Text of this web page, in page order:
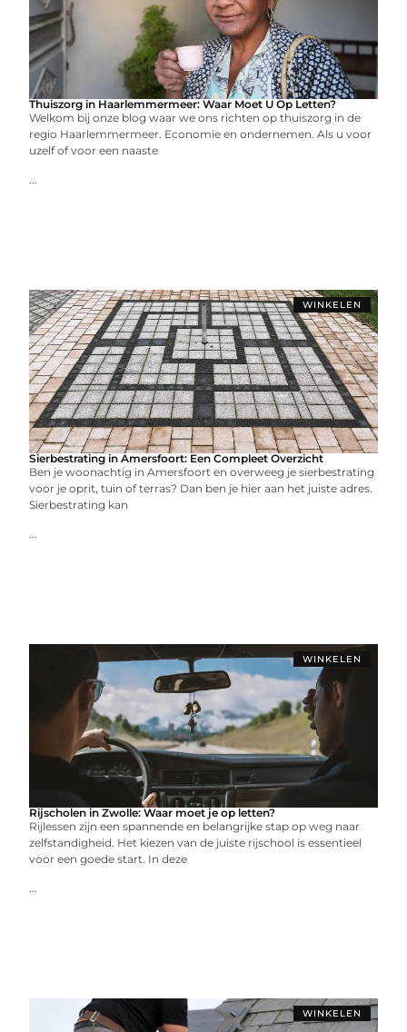
Thuiszorg in Haarlemmermeer: Waar Moet U Op Letten?
Welkom bij onze blog waar we ons richten op thuiszorg in de
regio Haarlemmermeer. Economie en ondernemen. Als u voor
uzelf of voor een naaste
...
WINKELEN
Sierbestrating in Amersfoort: Een Compleet Overzicht
Ben je woonachtig in Amersfoort en overweeg je sierbestrating
voor je oprit, tuin of terras? Dan ben je hier aan het juiste adres.
Sierbestrating kan
...
WINKELEN
Rijscholen in Zwolle: Waar moet je op letten?
Rijlessen zijn een spannende en belangrijke stap op weg naar
zelfstandigheid. Het kiezen van de juiste rijschool is essentieel
voor een goede start. In deze
...
WINKELEN